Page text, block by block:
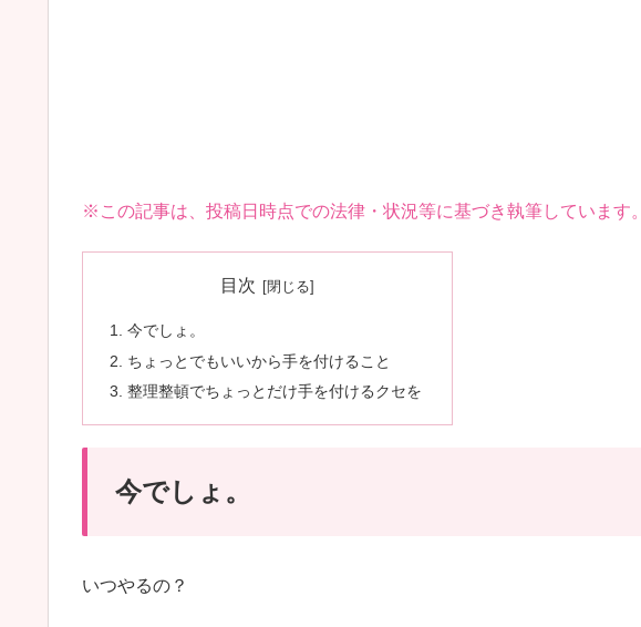
※この記事は、投稿日時点での法律・状況等に基づき執筆しています。
目次
今でしょ。
ちょっとでもいいから手を付けること
整理整頓でちょっとだけ手を付けるクセを
今でしょ。
いつやるの？